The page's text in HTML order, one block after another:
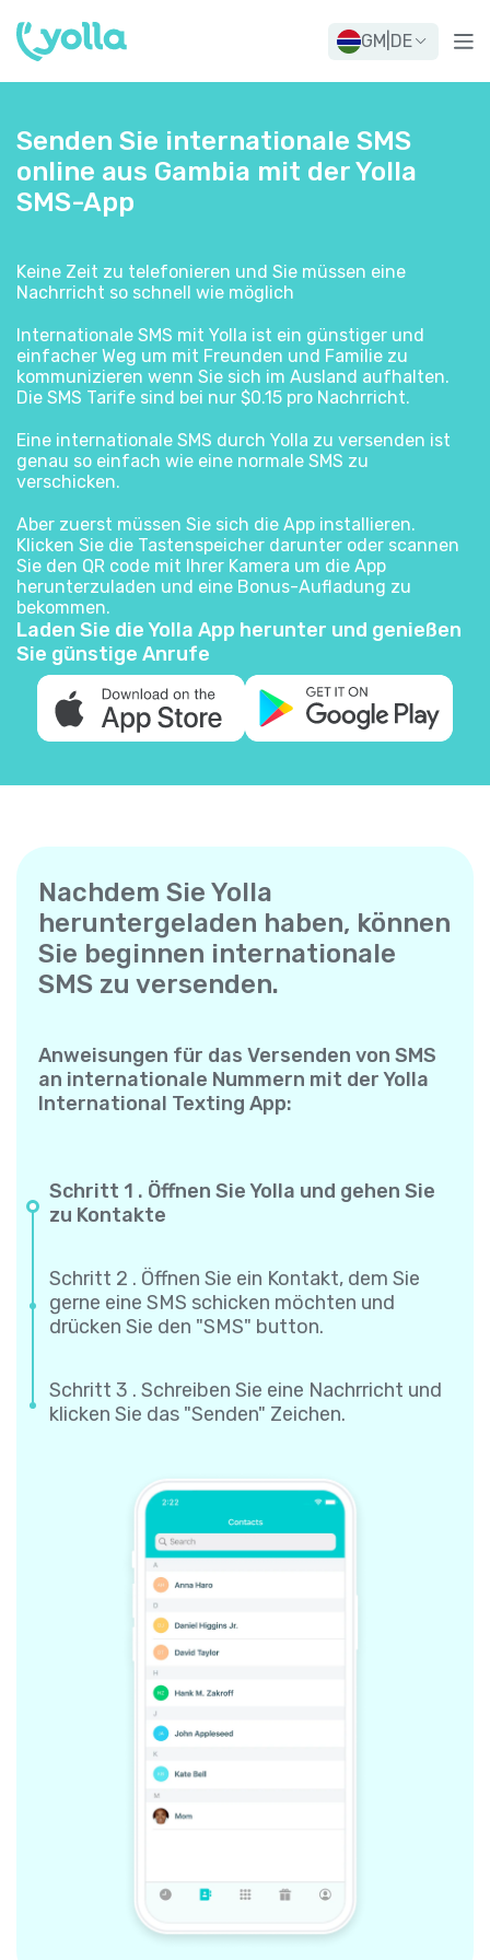
GM DE
Senden Sie internationale SMS
online aus Gambia mit der Yolla
SMS-App
Laden Sie die Yolla App herunter und genießen
Sie günstige Anrufe
Keine Zeit zu telefonieren und Sie müssen eine
Nachrricht so schnell wie möglich
Internationale SMS mit Yolla ist ein günstiger und
einfacher Weg um mit Freunden und Familie zu
kommunizieren wenn Sie sich im Ausland aufhalten.
Die SMS Tarife sind bei nur $0.15 pro Nachrricht.
Eine internationale SMS durch Yolla zu versenden ist
genau so einfach wie eine normale SMS zu
verschicken.
Aber zuerst müssen Sie sich die App installieren.
Klicken Sie die Tastenspeicher darunter oder scannen
Sie den QR code mit Ihrer Kamera um die App
herunterzuladen und eine Bonus-Aufladung zu
bekommen.
Nachdem Sie Yolla
heruntergeladen haben, können
Sie beginnen internationale
SMS zu versenden.
Anweisungen für das Versenden von SMS
an internationale Nummern mit der Yolla
International Texting App:
Schritt 1 . Öffnen Sie Yolla und gehen Sie
zu Kontakte
Schritt 2 . Öffnen Sie ein Kontakt, dem Sie
gerne eine SMS schicken möchten und
drücken Sie den "SMS" button.
Schritt 3 . Schreiben Sie eine Nachrricht und
klicken Sie das "Senden" Zeichen.